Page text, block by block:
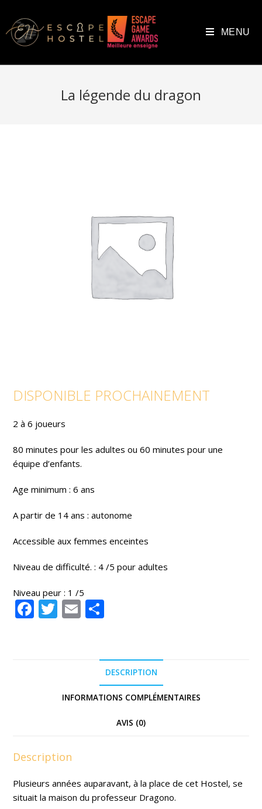
MENU
La légende du dragon
DISPONIBLE PROCHAINEMENT
2 à 6 joueurs
80 minutes pour les adultes ou 60 minutes pour une
équipe d’enfants.
Age minimum : 6 ans
A partir de 14 ans : autonome
Accessible aux femmes enceintes
Niveau de difficulté. : 4 /5 pour adultes
Niveau peur : 1 /5
F T E
g
er
DESCRIPTION
INFORMATIONS COMPLÉMENTAIRES
AVIS (0)
Description
Plusieurs années auparavant, à la place de cet Hostel, se
situait la maison du professeur Dragono.